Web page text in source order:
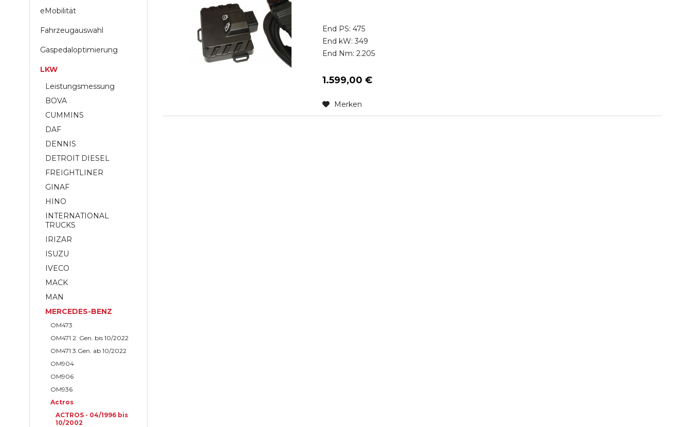
eMobilität
Fahrzeugauswahl
Gaspedaloptimierung
LKW
Leistungsmessung
BOVA
CUMMINS
DAF
DENNIS
DETROIT DIESEL
FREIGHTLINER
GINAF
HINO
INTERNATIONAL
TRUCKS
IRIZAR
ISUZU
IVECO
MACK
MAN
MERCEDES-BENZ
OM473
OM471 2. Gen. bis 10/2022
OM471 3.Gen. ab 10/2022
OM904
OM906
OM936
Actros
ACTROS - 04/1996 bis
10/2002
End PS: 475
End kW: 349
End Nm: 2.205
1.599,00 €
Merken